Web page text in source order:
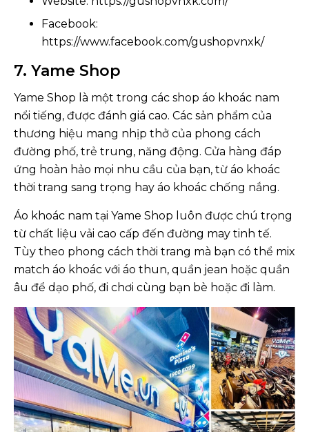
Facebook:
https://www.facebook.com/gushopvnxk/
7. Yame Shop
Yame Shop là một trong các shop áo khoác nam
nổi tiếng, được đánh giá cao. Các sản phẩm của
thương hiệu mang nhịp thở của phong cách
đường phố, trẻ trung, năng động. Cửa hàng đáp
ứng hoàn hảo mọi nhu cầu của bạn, từ áo khoác
thời trang sang trọng hay áo khoác chống nắng.
Áo khoác nam tại Yame Shop luôn được chú trọng
từ chất liệu vải cao cấp đến đường may tinh tế.
Tùy theo phong cách thời trang mà bạn có thể mix
match áo khoác với áo thun, quần jean hoặc quần
âu để dạo phố, đi chơi cùng bạn bè hoặc đi làm.